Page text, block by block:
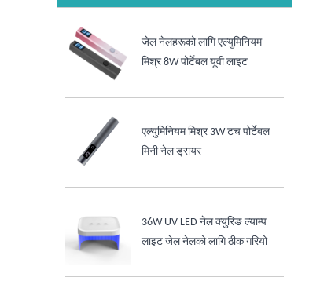
जेल नेलहरूको लागि एल्युमिनियम
मिश्र 8W पोर्टेबल यूवी लाइट
एल्युमिनियम मिश्र 3W टच पोर्टेबल
मिनी नेल ड्रायर
36W UV LED नेल क्युरिङ ल्याम्प
लाइट जेल नेलको लागि ठीक गरियो